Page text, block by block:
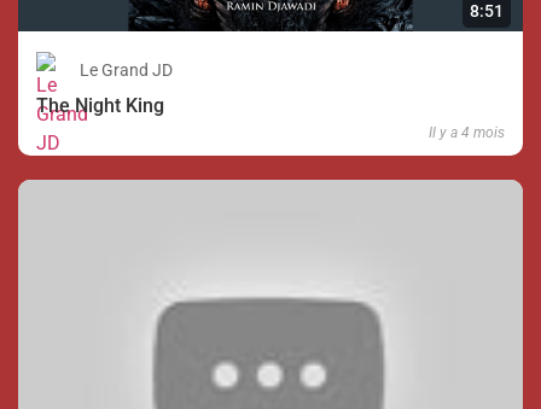
8:51
Le Grand JD
The Night King
Il y a 4 mois